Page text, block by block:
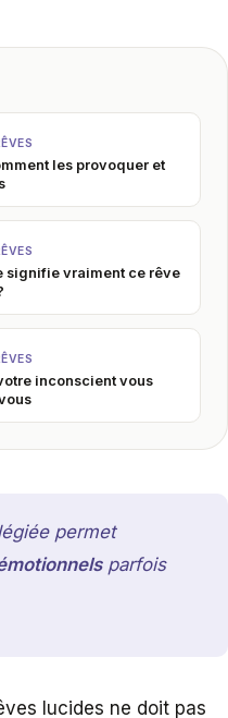
les provoquer et
signifie vraiment ce rêve
inconscient vous
permet
parfois
lucides ne doit pas